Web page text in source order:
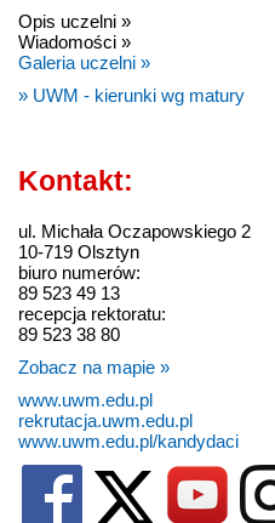
Opis uczelni »
Wiadomości »
Galeria uczelni »
» UWM - kierunki wg matury
Kontakt:
ul. Michała Oczapowskiego 2
10-719 Olsztyn
biuro numerów:
89 523 49 13
recepcja rektoratu:
89 523 38 80
Zobacz na mapie »
www.uwm.edu.pl
rekrutacja.uwm.edu.pl
www.uwm.edu.pl/kandydaci